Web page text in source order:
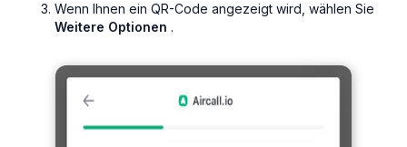
Wenn Ihnen ein QR-Code angezeigt wird, wählen Sie
Weitere Optionen .